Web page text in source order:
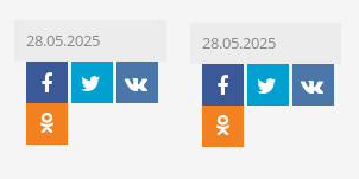
28.05.2025 28.05.2025